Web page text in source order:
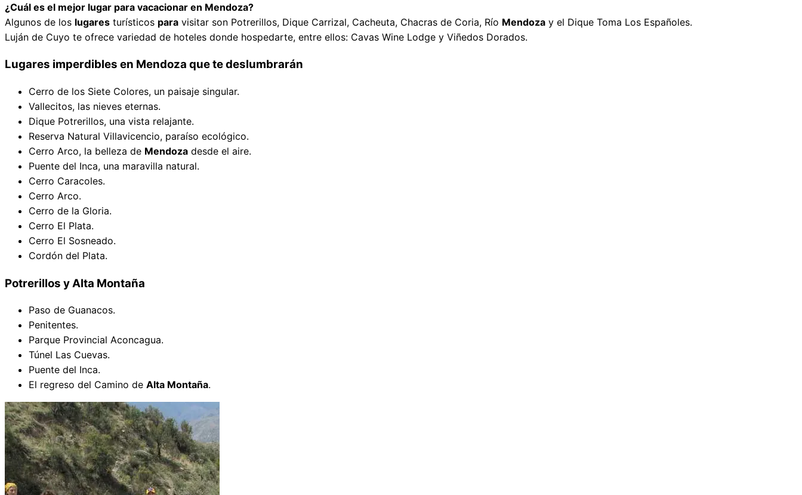
¿Cuál es el mejor lugar para vacacionar en Mendoza?
Algunos de los lugares turísticos para visitar son Potrerillos, Dique Carrizal, Cacheuta, Chacras de Coria, Río Mendoza y el Dique Toma Los Españoles.
Luján de Cuyo te ofrece variedad de hoteles donde hospedarte, entre ellos: Cavas Wine Lodge y Viñedos Dorados.
Lugares imperdibles en Mendoza que te deslumbrarán
Cerro de los Siete Colores, un paisaje singular.
Vallecitos, las nieves eternas.
Dique Potrerillos, una vista relajante.
Reserva Natural Villavicencio, paraíso ecológico.
Cerro Arco, la belleza de Mendoza desde el aire.
Puente del Inca, una maravilla natural.
Cerro Caracoles.
Cerro Arco.
Cerro de la Gloria.
Cerro El Plata.
Cerro El Sosneado.
Cordón del Plata.
Potrerillos y Alta Montaña
Paso de Guanacos.
Penitentes.
Parque Provincial Aconcagua.
Túnel Las Cuevas.
Puente del Inca.
El regreso del Camino de Alta Montaña.